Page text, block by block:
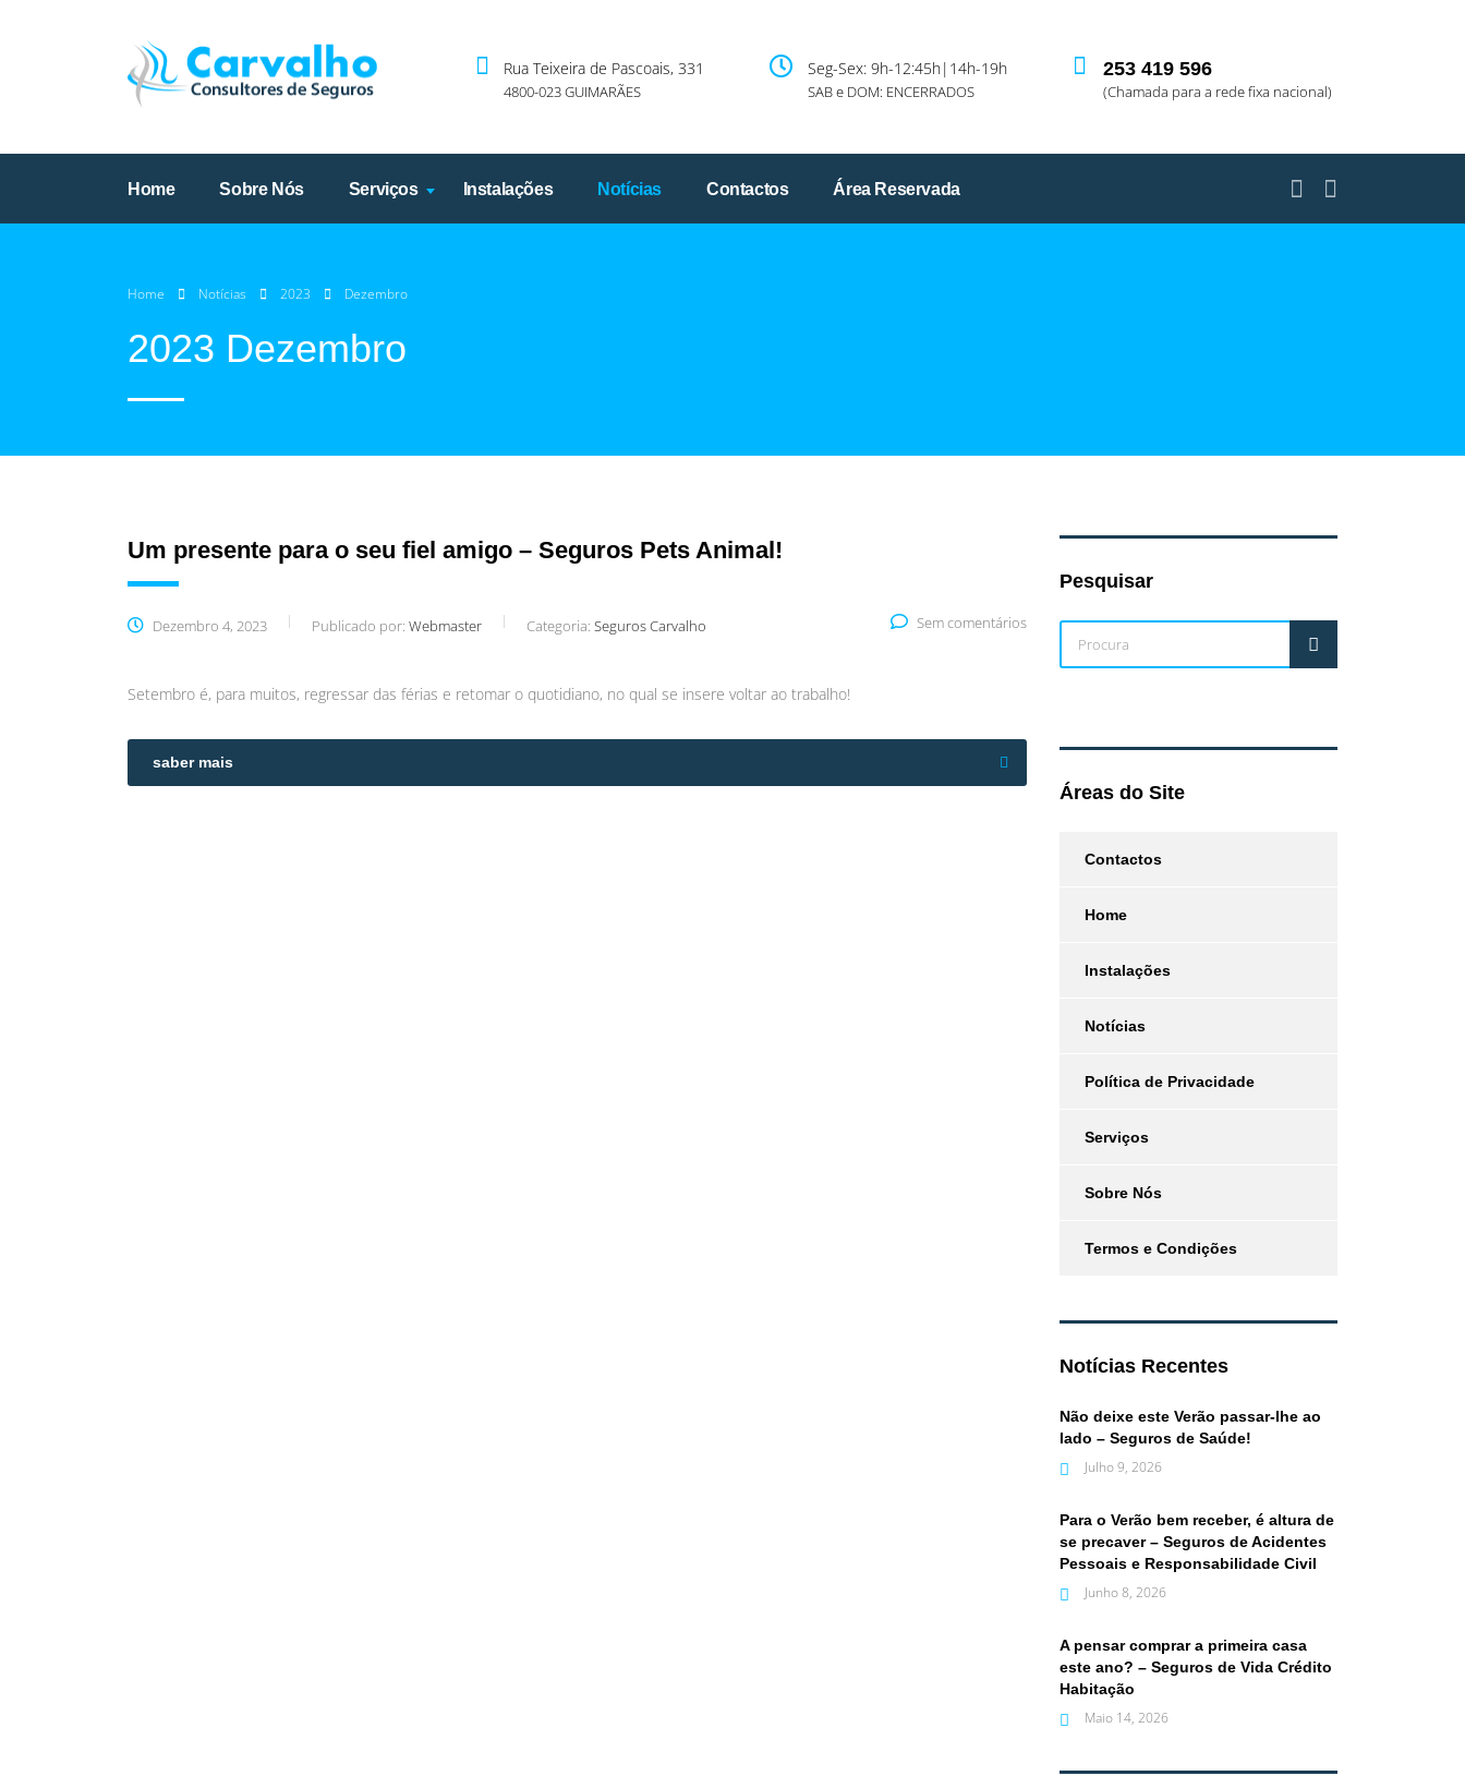
253 419 596
(Chamada para a rede fixa nacional)
Seg-Sex: 9h-12:45h|14h-19h
SAB e DOM: ENCERRADOS
Rua Teixeira de Pascoais, 331
4800-023 GUIMARÃES
Home Sobre Nós Serviços Instalações Notícias Contactos Área Reservada
Home Notícias 2023 Dezembro
2023 Dezembro
Um presente para o seu fiel amigo – Seguros Pets Animal!
Dezembro 4, 2023 Publicado por: Webmaster Categoria: Seguros Carvalho Sem comentários
Setembro é, para muitos, regressar das férias e retomar o quotidiano, no qual se insere voltar ao trabalho!
saber mais
Pesquisar
Áreas do Site
Contactos
Home
Instalações
Notícias
Política de Privacidade
Serviços
Sobre Nós
Termos e Condições
Notícias Recentes
Não deixe este Verão passar-lhe ao
lado – Seguros de Saúde!
Julho 9, 2026
Para o Verão bem receber, é altura de
se precaver – Seguros de Acidentes
Pessoais e Responsabilidade Civil
Junho 8, 2026
A pensar comprar a primeira casa
este ano? – Seguros de Vida Crédito
Habitação
Maio 14, 2026